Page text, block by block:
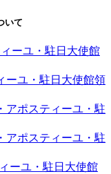
いて
ーユ・駐日大使館
ーユ・駐日大使館領
アポスティーユ・駐
アポスティーユ・駐
ーユ・駐日大使館